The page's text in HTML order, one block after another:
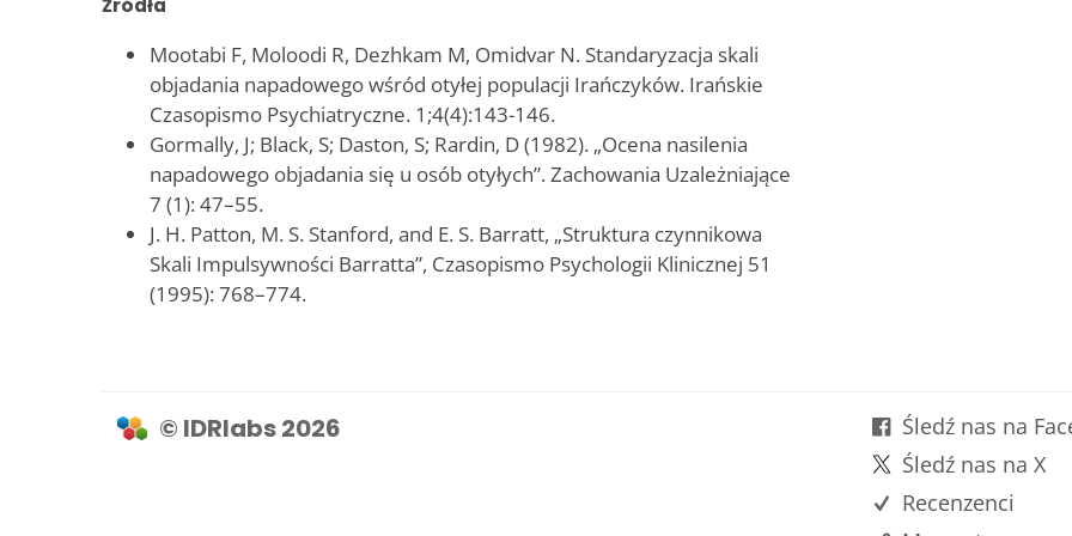
Źródła
Mootabi F, Moloodi R, Dezhkam M, Omidvar N. Standaryzacja skali
objadania napadowego wśród otyłej populacji Irańczyków. Irańskie
Czasopismo Psychiatryczne. 1;4(4):143-146.
Gormally‚ J; Black‚ S; Daston‚ S; Rardin‚ D (1982). „Ocena nasilenia
napadowego objadania się u osób otyłych”. Zachowania Uzależniające
7 (1): 47–55.
J. H. Patton, M. S. Stanford, and E. S. Barratt, „Struktura czynnikowa
Skali Impulsywności Barratta”, Czasopismo Psychologii Klinicznej 51
(1995): 768–774.
© IDRlabs 2026
Śledź nas na
Śledź nas na X
Recenzenci